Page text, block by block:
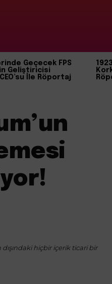
Geçecek FPS
Geliştiricisi
İle Röportaj
hiçbir içerik ticari bir